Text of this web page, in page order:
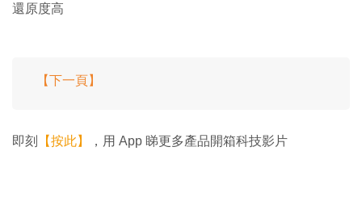
還原度高
【下一頁】
即刻 【按此】 ，用 App 睇更多產品開箱科技影片